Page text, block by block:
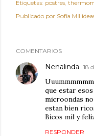
Etiquetas: postres
Publicado por Sofía Mil
COMENTARIOS
Nenalinda 18
que estar
microondas
estan bien
Bicos mil y
RESPONDER